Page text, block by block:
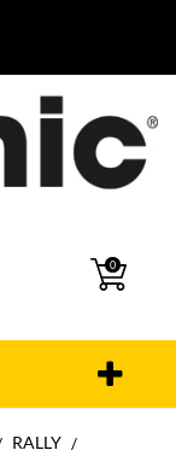
0
RALLY